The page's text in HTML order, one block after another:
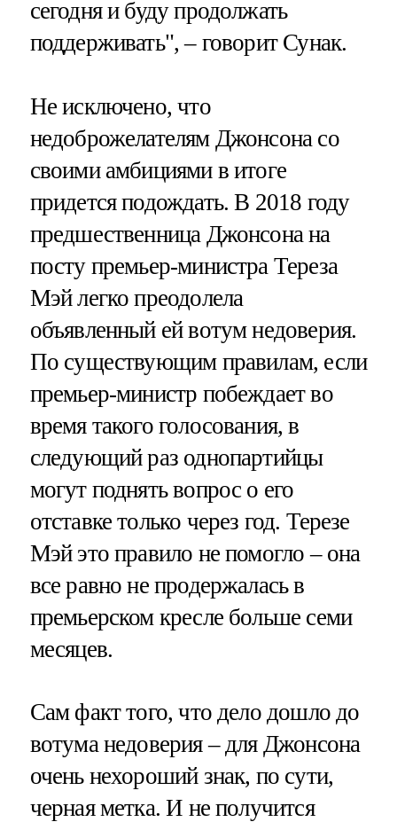
сегодня и буду продолжать
поддерживать", – говорит Сунак.
Не исключено, что
недоброжелателям Джонсона со
своими амбициями в итоге
придется подождать. В 2018 году
предшественница Джонсона на
посту премьер-министра Тереза
Мэй легко преодолела
объявленный ей вотум недоверия.
По существующим правилам, если
премьер-министр побеждает во
время такого голосования, в
следующий раз однопартийцы
могут поднять вопрос о его
отставке только через год. Терезе
Мэй это правило не помогло – она
все равно не продержалась в
премьерском кресле больше семи
месяцев.
Сам факт того, что дело дошло до
вотума недоверия – для Джонсона
очень нехороший знак, по сути,
черная метка. И не получится